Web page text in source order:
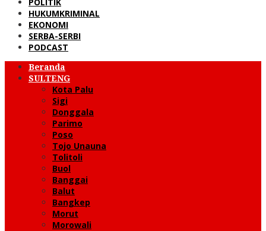
HUKUMKRIMINAL
EKONOMI
SERBA-SERBI
PODCAST
Beranda
SULTENG
Kota Palu
Sigi
Donggala
Parimo
Poso
Tojo Unauna
Tolitoli
Buol
Banggai
Balut
Bangkep
Morut
Morowali